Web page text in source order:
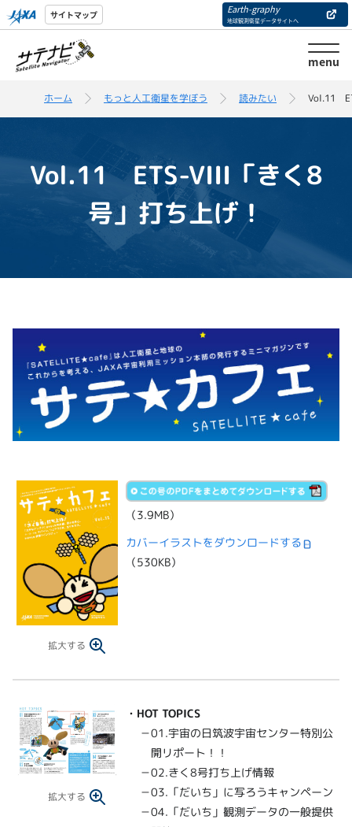
サイトマップ Earth-graphy
地球観測衛星データサイトへ
menu
ホーム もっと人工衛星を学ぼう 読みたい Vol.11
Vol.11 ETS-VIII「きく8
号」打ち上げ！
拡大する
（3.9MB）
カバーイラストをダウンロードする
（530KB）
拡大する
・ HOT TOPICS
－01.宇宙の日筑波宇宙センター特別公
開リポート！！
－02.きく8号打ち上げ情報
－03.「だいち」に写ろうキャンペーン
－04.「だいち」観測データの一般提供